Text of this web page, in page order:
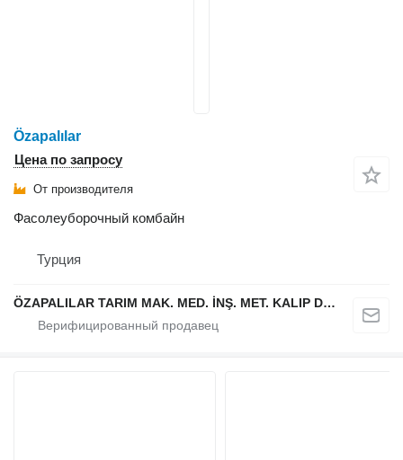
Özapalılar
Цена по запросу
От производителя
Фасолеуборочный комбайн
Турция
ÖZAPALILAR TARIM MAK. MED. İNŞ. MET. KALIP DÖKÜM SAN. LTD. ŞTİ.